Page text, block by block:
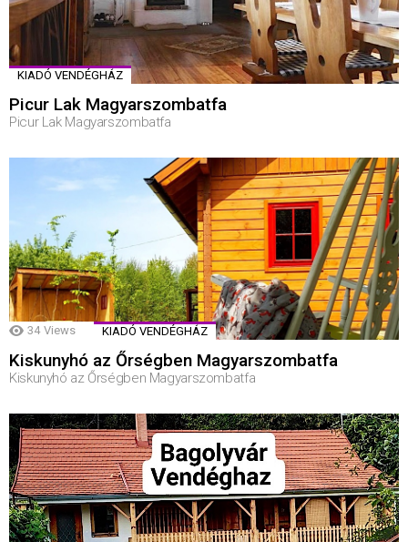
KIADÓ VENDÉGHÁZ
Picur Lak Magyarszombatfa
Picur Lak Magyarszombatfa
34 Views KIADÓ VENDÉGHÁZ
Kiskunyhó az Őrségben Magyarszombatfa
Kiskunyhó az Őrségben Magyarszombatfa